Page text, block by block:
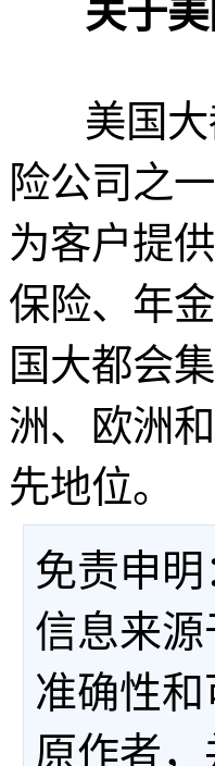
关于
美国大
险公司之
为客户提
保险、年
国大都会
洲、欧洲
先地位。
免责申明
信息来
准确性
原作者